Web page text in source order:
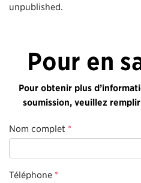
unpublished.
Pour en
Pour obtenir plus
soumission, veuillez
Nom complet *
Téléphone *